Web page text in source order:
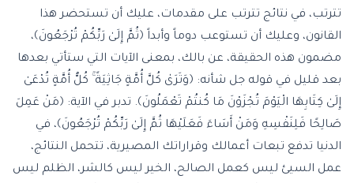
تترتب، في نتائج تترتب على مقدمات، عليك أن تستحضر هذا
القانون، وعليك أن تستوعب دوماً وأبداً ﴿ثُمَّ إِلَىٰ رَبِّكُمْ تُرْجَعُونَ﴾،
مضمون هذه الحقيقة، عن بالك، بمعنى الآيات التي ستأتي بعدها
بعد قليل في قوله جل شأنه: ﴿وَتَرَىٰ كُلَّ أُمَّةٍ جَاثِيَةً ۚ كُلُّ أُمَّةٍ تُدْعَىٰ
إِلَىٰ كِتَابِهَا الْيَوْمَ تُجْزَوْنَ مَا كُنتُمْ تَعْمَلُونَ﴾. تدبر في الآية: ﴿مَنْ عَمِلَ
صَالِحًا فَلِنَفْسِهِ وَمَنْ أَسَاءَ فَعَلَيْهَا ثُمَّ إِلَىٰ رَبِّكُمْ تُرْجَعُونَ﴾، في
الدنيا تدفع تبعات أعمالك وقراراتك المصيرية، تتحمل النتائج،
عمل السيئ ليس كعمل الصالح، الخير ليس كالشر، الظلم ليس